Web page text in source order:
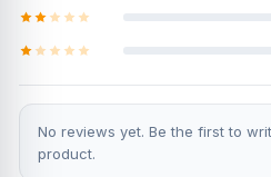
No reviews yet. Be the first to
product.